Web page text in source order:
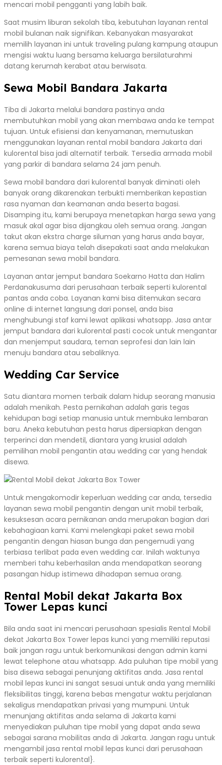
mencari mobil pengganti yang labih baik.
Saat musim liburan sekolah tiba, kebutuhan layanan rental
mobil bulanan naik signifikan. Kebanyakan masyarakat
memilih layanan ini untuk traveling pulang kampung ataupun
mengisi waktu luang bersama keluarga bersilaturahmi
datang kerumah kerabat atau berwisata.
Sewa Mobil Bandara Jakarta
Tiba di Jakarta melalui bandara pastinya anda
membutuhkan mobil yang akan membawa anda ke tempat
tujuan. Untuk efisiensi dan kenyamanan, memutuskan
menggunakan layanan rental mobil bandara Jakarta dari
kulorental bisa jadi alternatif terbaik. Tersedia armada mobil
yang parkir di bandara selama 24 jam penuh.
Sewa mobil bandara dari kulorental banyak diminati oleh
banyak orang dikarenakan terbukti memberikan kepastian
rasa nyaman dan keamanan anda beserta bagasi.
Disamping itu, kami berupaya menetapkan harga sewa yang
masuk akal agar bisa dijangkau oleh semua orang. Jangan
takut akan ekstra charge siluman yang harus anda bayar,
karena semua biaya telah disepakati saat anda melakukan
pemesanan sewa mobil bandara.
Layanan antar jemput bandara Soekarno Hatta dan Halim
Perdanakusuma dari perusahaan terbaik seperti kulorental
pantas anda coba. Layanan kami bisa ditemukan secara
online di internet langsung dari ponsel, anda bisa
menghubungi staf kami lewat aplikasi whatsapp. Jasa antar
jemput bandara dari kulorental pasti cocok untuk mengantar
dan menjemput saudara, teman seprofesi dan lain lain
menuju bandara atau sebaliknya.
Wedding Car Service
Satu diantara momen terbaik dalam hidup seorang manusia
adalah menikah. Pesta pernikahan adalah garis tegas
kehidupan bagi setiap manusia untuk membuka lembaran
baru. Aneka kebutuhan pesta harus dipersiapkan dengan
terperinci dan mendetil, diantara yang krusial adalah
pemilihan mobil pengantin atau wedding car yang hendak
disewa.
Untuk mengakomodir keperluan wedding car anda, tersedia
layanan sewa mobil pengantin dengan unit mobil terbaik,
kesuksesan acara pernikanan anda merupakan bagian dari
kebahagiaan kami. Kami melengkapi paket sewa mobil
pengantin dengan hiasan bunga dan pengemudi yang
terbiasa terlibat pada even wedding car. Inilah waktunya
memberi tahu keberhasilan anda mendapatkan seorang
pasangan hidup istimewa dihadapan semua orang.
Rental Mobil dekat Jakarta Box
Tower Lepas kunci
Bila anda saat ini mencari perusahaan spesialis Rental Mobil
dekat Jakarta Box Tower lepas kunci yang memiliki reputasi
baik jangan ragu untuk berkomunikasi dengan admin kami
lewat telephone atau whatsapp. Ada puluhan tipe mobil yang
bisa disewa sebagai penunjang aktifitas anda. Jasa rental
mobil lepas kunci ini sangat sesuai untuk anda yang memiliki
fleksibilitas tinggi, karena bebas mengatur waktu perjalanan
sekaligus mendapatkan privasi yang mumpuni. Untuk
menunjang aktifitas anda selama di Jakarta kami
menyediakan puluhan tipe mobil yang dapat anda sewa
sebagai sarana mobilitas anda di Jakarta. Jangan ragu untuk
mengambil jasa rental mobil lepas kunci dari perusahaan
terbaik seperti kulorental}.